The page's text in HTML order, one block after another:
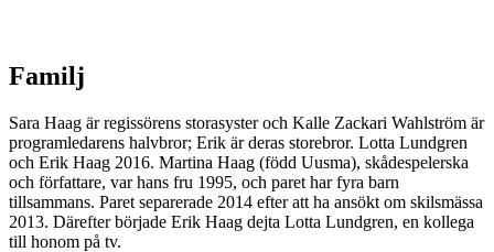
Familj
Sara Haag är regissörens storasyster och Kalle Zackari Wahlström är
programledarens halvbror; Erik är deras storebror. Lotta Lundgren
och Erik Haag 2016. Martina Haag (född Uusma), skådespelerska
och författare, var hans fru 1995, och paret har fyra barn
tillsammans. Paret separerade 2014 efter att ha ansökt om skilsmässa
2013. Därefter började Erik Haag dejta Lotta Lundgren, en kollega
till honom på tv.